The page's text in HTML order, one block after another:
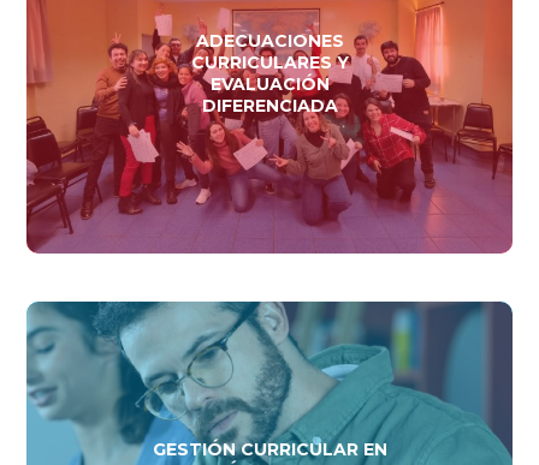
ADECUACIONES
CURRICULARES Y
EVALUACIÓN
DIFERENCIADA
GESTIÓN CURRICULAR EN